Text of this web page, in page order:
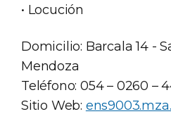
• Locución
Domicilio: Barcala 14 -
Mendoza
Teléfono: 054 – 0260 –
Sitio Web: